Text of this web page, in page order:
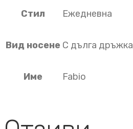
Стил Ежедневна
Вид носене С дълга дръжка
Име Fabio